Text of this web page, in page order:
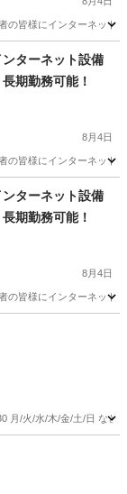
の皆様にインターネッ
ターネット設備
期勤務可能！
8月4日
の皆様にインターネッ
ターネット設備
期勤務可能！
8月4日
の皆様にインターネッ
月/火/水/木/金/土/日 な